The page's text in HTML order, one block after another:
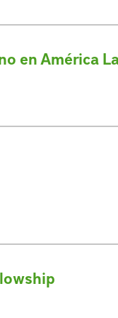
en América